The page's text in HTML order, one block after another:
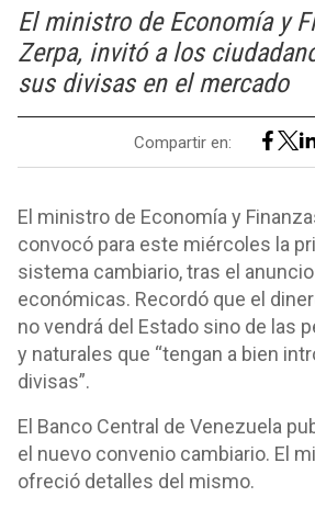
El ministro de Economía y
Zerpa, invitó a los
sus divisas en el mercado
Compartir en:
El ministro de Economía y
convocó para este miércoles la
sistema cambiario, tras el
económicas. Recordó que el
no vendrá del Estado sino de las
y naturales que “tengan a bien
divisas”.
El Banco Central de Venezuela
el nuevo convenio cambiario. El
ofreció detalles del mismo.